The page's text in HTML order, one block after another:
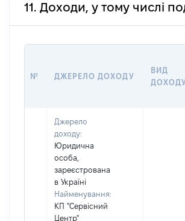
11. Доходи, у тому числі
№ ДЖЕРЕЛО ДОХОДУ
ВИД
Джерело
доходу:
Юридична
особа,
зареєстрована
в Україні
Найменування:
КП "Сервісний
Центр"